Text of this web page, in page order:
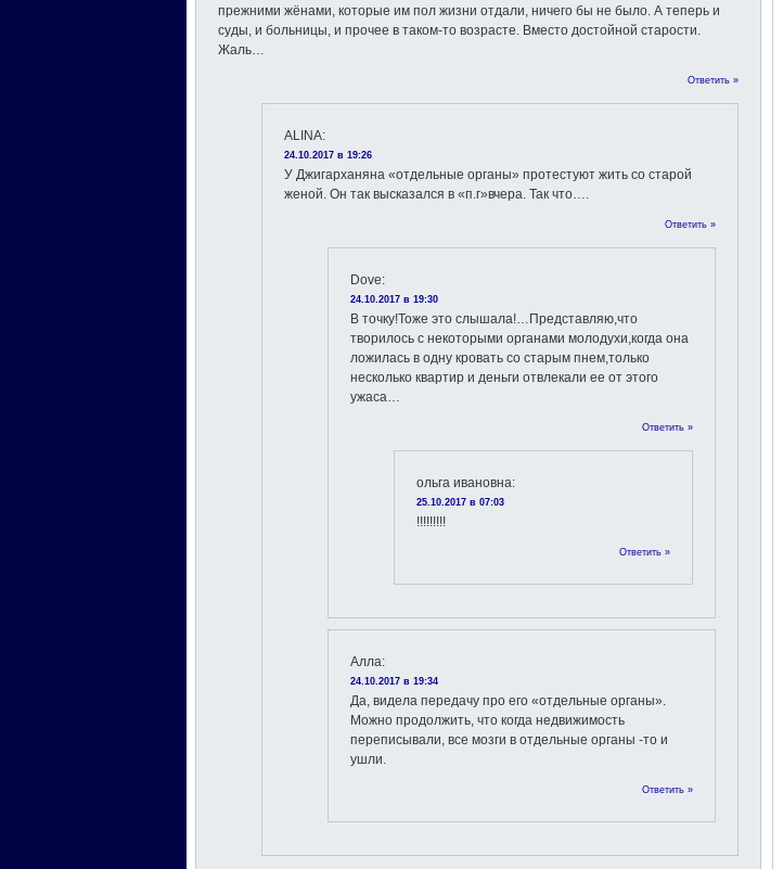
прежними жёнами, которые им пол жизни отдали, ничего бы не было. А теперь и
суды, и больницы, и прочее в таком-то возрасте. Вместо достойной старости.
Жаль…
Ответить »
ALINA:
24.10.2017 в 19:26
У Джигарханяна «отдельные органы» протестуют жить со старой
женой. Он так высказался в «п.г»вчера. Так что….
Ответить »
Dove:
24.10.2017 в 19:30
В точку!Тоже это слышала!…Представляю,что
творилось с некоторыми органами молодухи,когда она
ложилась в одну кровать со старым пнем,только
несколько квартир и деньги отвлекали ее от этого
ужаса…
Ответить »
ольга ивановна:
25.10.2017 в 07:03
!!!!!!!!!
Ответить »
Алла:
24.10.2017 в 19:34
Да, видела передачу про его «отдельные органы».
Можно продолжить, что когда недвижимость
переписывали, все мозги в отдельные органы -то и
ушли.
Ответить »